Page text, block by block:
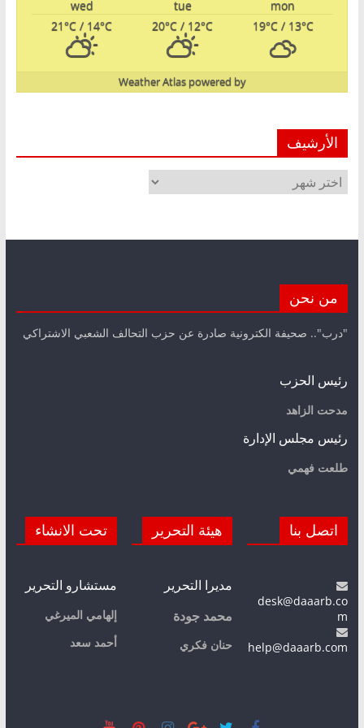
mon
tue
wed
19°C/ 13°C
20°C / 12°C
21°C / 14°C
powered by
Weather Atlas
الأرشيف
الأرشيف
من نحن
"درب".. صحيفة الكترونية صادرة عن حزب التحالف الشعبي الاشتراكي
رئيس الحزب
مدحت الزاهد
رئيس مجلس الإدارة
طلعت فهمي
اتصل بنا
desk@daaarb.co
m
help@daaarb.com
هيئة التحرير
مديرا التحرير
محمد جودة
حنان فكري
تحت الانشاء
مستشارو التحرير
إلهامي الميرغي
أحمد سعد